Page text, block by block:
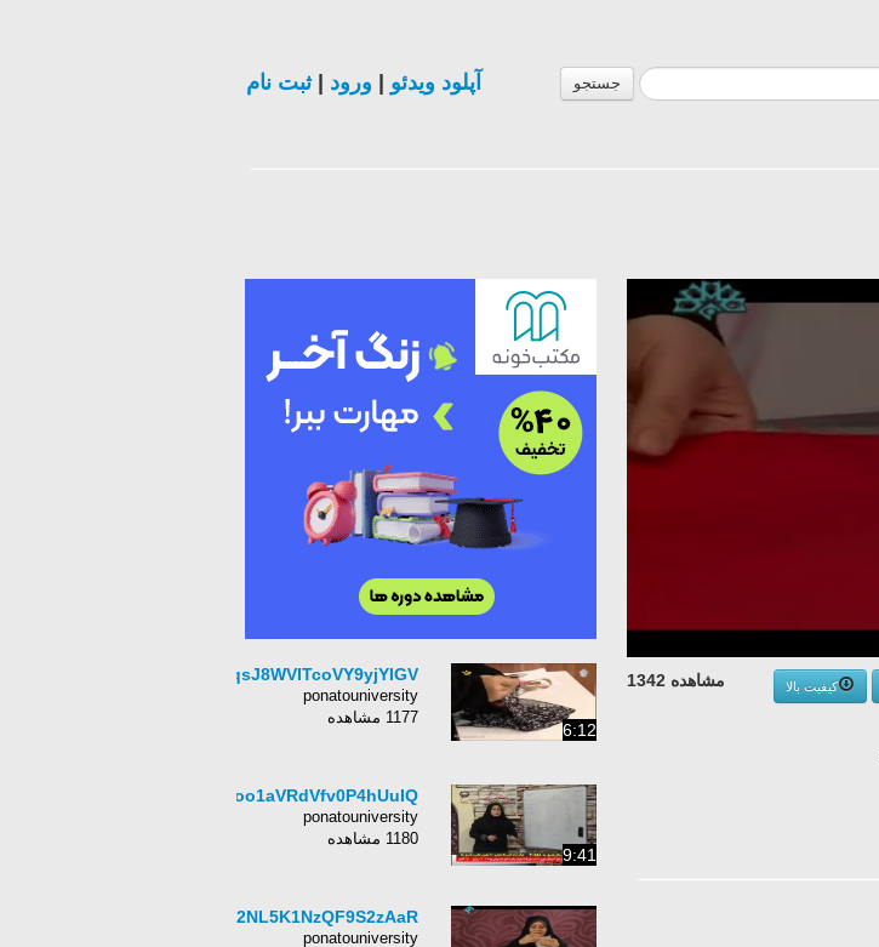
جستجو آپلود ویدئو ورود |ثبت نام
مشاهده 1342
کیفیت بالا
6:12
EqsJ8WVITcoVY9yjYIGV
ponatouniversity
1177 مشاهده
9:41
vioo1aVRdVfv0P4hUuIQ
ponatouniversity
1180 مشاهده
K102NL5K1NzQF9S2zAaR
ponatouniversity